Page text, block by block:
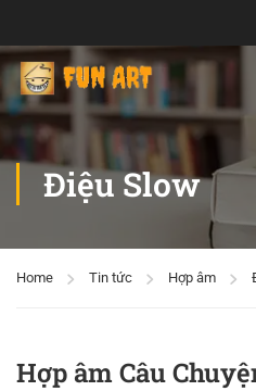
Điệu Slow
Home Tin tức Hợp âm
Hợp âm Câu